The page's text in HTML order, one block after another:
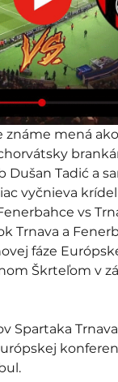
mená
Dušan Tadić a
vyčnieva
vs
Trnava a
fáze
Škrteľom v
Spartaka